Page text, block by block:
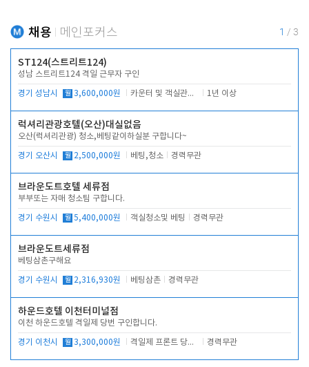
채용 메인포커스 1 / 3
ST124(스트리트124)
성남 스트리트124 격일 근무자 구인
경기 성남시 월 3,600,000원 카운터 및 객실관리 전반 1년 이상
럭셔리관광호텔(오산)대실없음
오산(럭셔리관광) 청소,베팅같이하실분 구합니다~
경기 오산시 월 2,500,000원 베팅,청소 경력무관
브라운도트호텔 세류점
부부또는 자매 청소팀 구합니다.
경기 수원시 월 5,400,000원 객실청소및 베팅 경력무관
브라운도트세류점
베팅삼촌구해요
경기 수원시 월 2,316,930원 베팅삼촌 경력무관
하운드호텔 이천터미널점
이천 하운드호텔 격일제 당번 구인합니다.
경기 이천시 월 3,300,000원 격일제 프론트 당번 업무로 주차 및 객실 점검 경력무관